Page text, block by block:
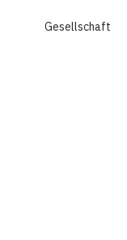
Gesellschaft